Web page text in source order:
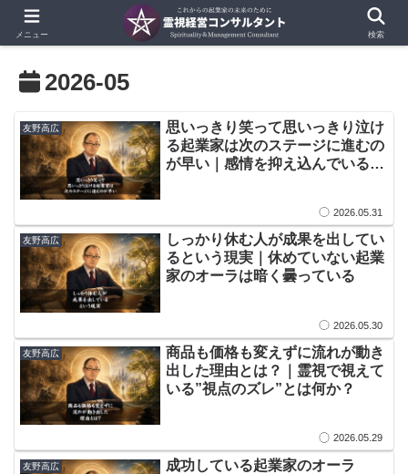
2026-05
友野高広
​思いっきり笑って思いっきり泣け
る起業家は次のステージに進むの
が早い｜感情を抑え込んでいる起
2026.05.31
友野高広
​​​しっかり休む人が成果を出してい
るという現実｜休めていない起業
家のオーラは暗く曇っている
2026.05.30
友野高広
商品も価格も変えずに流れが動き
出した理由とは？｜霊視で視えて
いる”視点のズレ”とは何か？
2026.05.29
友野高広
​成功している起業家のオーラ
メニュー 検索